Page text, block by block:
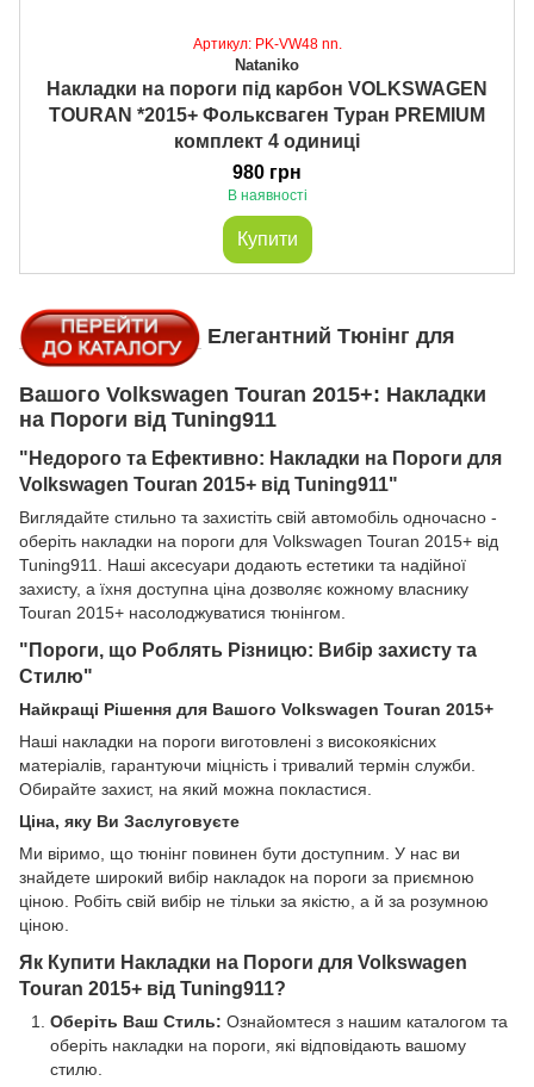
Артикул: PK-VW48 nn.
Nataniko
Накладки на пороги під карбон VOLKSWAGEN
TOURAN *2015+ Фольксваген Туран PREMIUM
комплект 4 одиниці
980 грн
В наявності
Купити
Елегантний Тюнінг для
Вашого Volkswagen Touran 2015+: Накладки
на Пороги від Tuning911
"Недорого та Ефективно: Накладки на Пороги для
Volkswagen Touran 2015+ від Tuning911"
Виглядайте стильно та захистіть свій автомобіль одночасно -
оберіть накладки на пороги для Volkswagen Touran 2015+ від
Tuning911. Наші аксесуари додають естетики та надійної
захисту, а їхня доступна ціна дозволяє кожному власнику
Touran 2015+ насолоджуватися тюнінгом.
"Пороги, що Роблять Різницю: Вибір захисту та
Стилю"
Найкращі Рішення для Вашого Volkswagen Touran 2015+
Наші накладки на пороги виготовлені з високоякісних
матеріалів, гарантуючи міцність і тривалий термін служби.
Обирайте захист, на який можна покластися.
Ціна, яку Ви Заслуговуєте
Ми віримо, що тюнінг повинен бути доступним. У нас ви
знайдете широкий вибір накладок на пороги за приємною
ціною. Робіть свій вибір не тільки за якістю, а й за розумною
ціною.
Як Купити Накладки на Пороги для Volkswagen
Touran 2015+ від Tuning911?
Оберіть Ваш Стиль: Ознайомтеся з нашим каталогом та
оберіть накладки на пороги, які відповідають вашому
стилю.